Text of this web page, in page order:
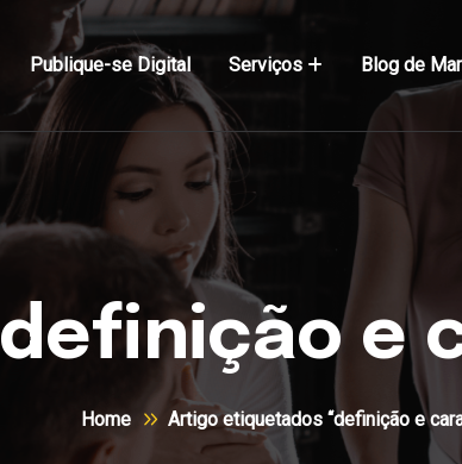
Publique-se Digital Serviços Blog de
definição e
Home Artigo etiquetados “definição e